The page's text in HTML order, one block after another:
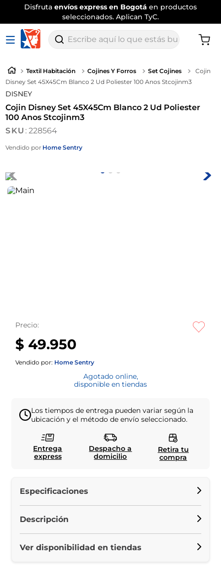
Disfruta envíos express en Bogotá en productos
seleccionados. Aplican TyC.
Escribe aquí lo que estás buscando
Textil Habitación Cojines Y Forros Set Cojines
Cojin
Disney Set 45X45Cm Blanco 2 Ud Poliester 100 Anos Stcojinm3
DISNEY
Cojin Disney Set 45X45Cm Blanco 2 Ud Poliester
100 Anos Stcojinm3
:228564
Vendido por Home Sentry
Precio:
$ 49.950
Vendido por: Home Sentry
Agotado online,
disponible en tiendas
Los tiempos de entrega pueden variar según la
ubicación y el método de envío seleccionado.
Entrega
express
Despacho a
domicilio
Retira tu
compra
Especificaciones
Descripción
Ver disponibilidad en tiendas